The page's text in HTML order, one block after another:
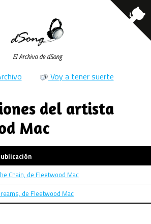
El Archivo de dSong
Voy a tener suerte
del artista
Mac
Chain, de Fleetwood Mac
de Fleetwood Mac